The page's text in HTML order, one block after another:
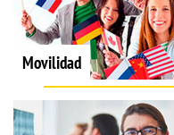
Movilidad